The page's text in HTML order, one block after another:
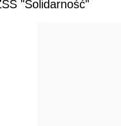
"Solidarność"